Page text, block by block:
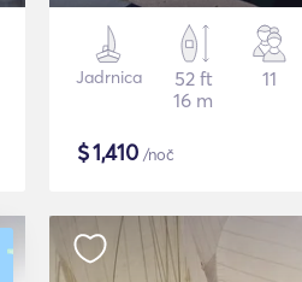
Jadrnica
52 ft
16 m
11
$1,410 /noč